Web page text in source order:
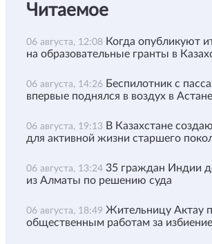
Читаемое
06 августа, 12:08 Когда опубликуют
на образовательные гранты в
06 августа, 14:26 Беспилотник с
впервые поднялся в воздух в Астане
06 августа, 19:13 В Казахстане
для активной жизни старшего
06 августа, 13:24 35 граждан Индии
из Алматы по решению суда
06 августа, 18:49 Жительницу Актау
общественным работам за